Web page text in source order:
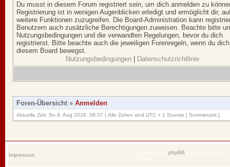
Du musst in diesem Forum registriert sein, um dich anmelden zu
Registrierung ist in wenigen Augenblicken erledigt und ermöglicht dir,
weitere Funktionen zuzugreifen. Die Board-Administration kann
Benutzern auch zusätzliche Berechtigungen zuweisen. Beachte bitte
Nutzungsbedingungen und die verwandten Regelungen, bevor du dich
registrierst. Bitte beachte auch die jeweiligen Forenregeln, wenn du
diesem Board bewegst.
Nutzungsbedingungen
Datenschutzrichtlinie
Foren-Übersicht » Anmelden
Aktuelle Zeit: So 9. Aug 2026, 08:37 | Alle Zeiten sind UTC + 1 Stunde [ Sommerzeit ]
Impressum phpBB